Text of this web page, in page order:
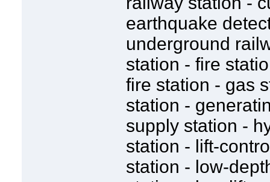
earthquake
underground
station - fire
fire station - gas
station -
supply station -
station - lift-
station - low-